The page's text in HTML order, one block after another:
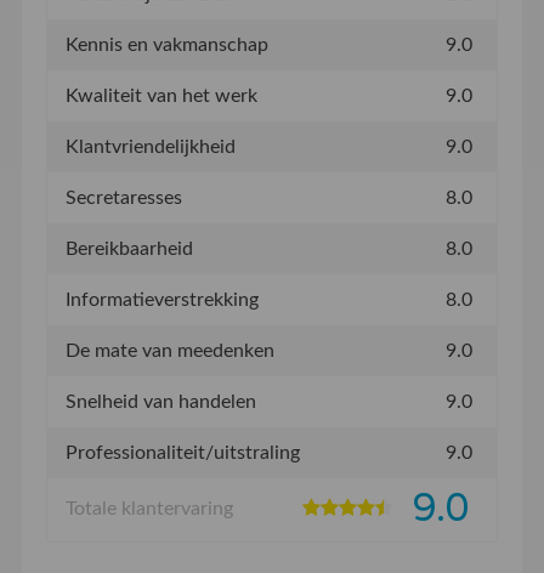
Kennis en vakmanschap 9.0
Kwaliteit van het werk 9.0
Klantvriendelijkheid 9.0
Secretaresses 8.0
Bereikbaarheid 8.0
Informatieverstrekking 8.0
De mate van meedenken 9.0
Snelheid van handelen 9.0
Professionaliteit/uitstraling 9.0
Totale klantervaring 9.0